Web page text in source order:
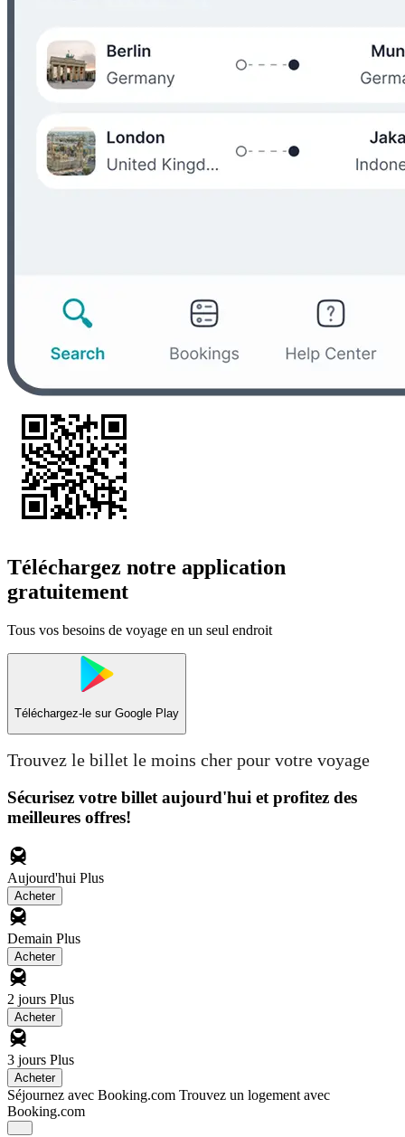
Téléchargez notre application
gratuitement
Tous vos besoins de voyage en un seul endroit
Téléchargez-le sur Google Play
Trouvez le billet le moins cher pour votre voyage
Sécurisez votre billet aujourd'hui et profitez des
meilleures offres!
Aujourd'hui Plus
Acheter
Demain Plus
Acheter
2 jours Plus
Acheter
3 jours Plus
Acheter
Séjournez avec Booking.com Trouvez un logement avec
Booking.com